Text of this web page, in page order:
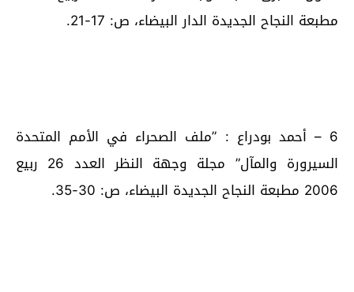
مطبعة النجاح الجديدة الدار البيضاء، ص: 17-21.
6 – أحمد بودراع : ”ملف الصحراء في الأمم المتحدة
السيرورة والمآل” مجلة وجهة النظر العدد 26 ربيع
2006 مطبعة النجاح الجديدة البيضاء، ص: 30-35.